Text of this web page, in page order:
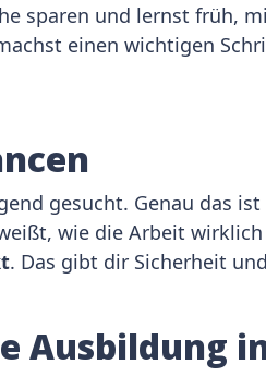
sparen und lernst früh,
einen wichtigen
gesucht. Genau das
wie die Arbeit
. Das gibt dir Sicherheit
Ausbildung